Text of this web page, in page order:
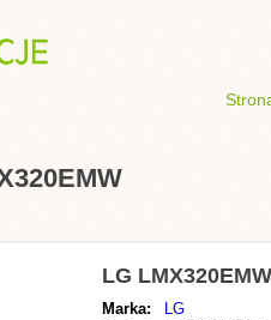
LG LMX320EMW
Marka:
LG